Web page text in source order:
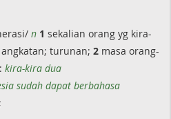
n 1 sekalian orang yg kira-
turunan; 2 masa orang-
kira-kira dua
sudah dapat berbahasa
;